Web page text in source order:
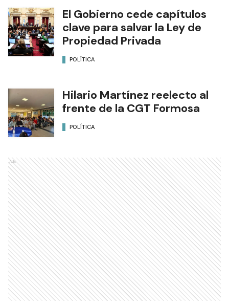
El Gobierno cede capítulos
clave para salvar la Ley de
Propiedad Privada
POLÍTICA
Hilario Martínez reelecto al
frente de la CGT Formosa
POLÍTICA
Ads